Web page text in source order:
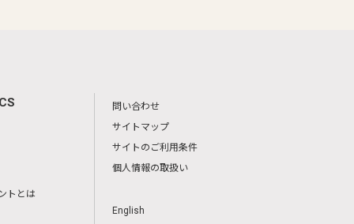
トとは
問い合わせ
サイトマップ
サイトのご利用条件
個人情報の取扱い
English